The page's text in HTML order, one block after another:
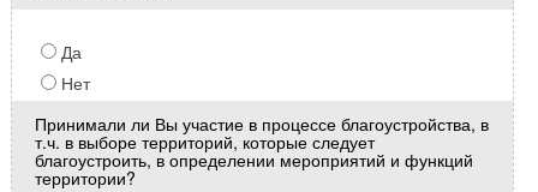
Да
Нет
Принимали ли Вы участие в процессе благоустройства, в
т.ч. в выборе территорий, которые следует
благоустроить, в определении мероприятий и функций
территории?